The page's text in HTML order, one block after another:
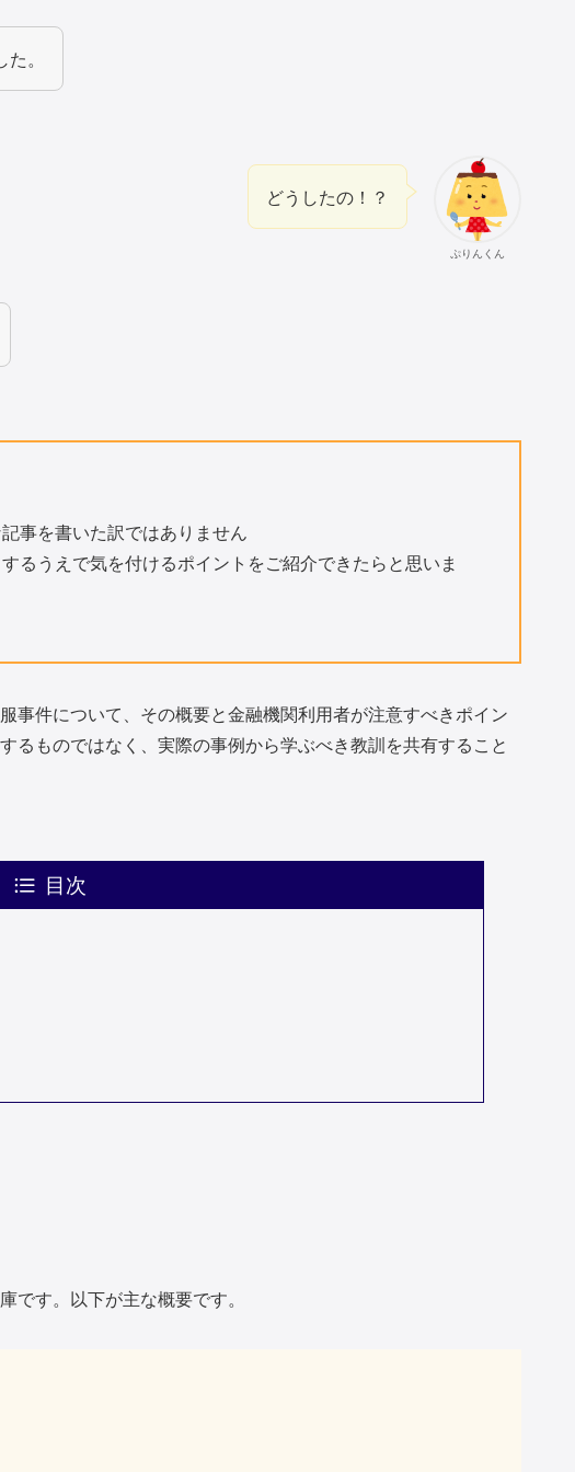
。
ぷりんくん
どうしたの！？
事を書いた訳ではありません
るうえで気を付けるポイントをご紹介できたらと思いま
事件について、その概要と金融機関利用者が注意すべきポイン
るものではなく、実際の事例から学ぶべき教訓を共有すること
目次
です。以下が主な概要です。